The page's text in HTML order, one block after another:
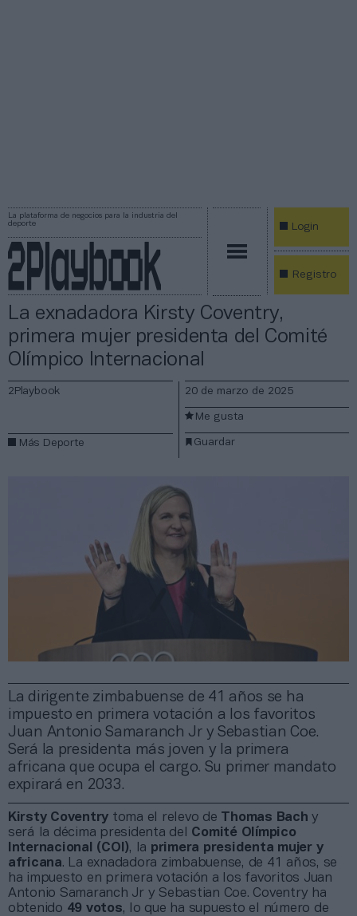
La plataforma de negocios para la industria del
deporte
Login
Registro
La exnadadora Kirsty Coventry,
primera mujer presidenta del Comité
Olímpico Internacional
La dirigente zimbabuense de 41 años se ha
impuesto en primera votación a los favoritos
Juan Antonio Samaranch Jr y Sebastian Coe.
Será la presidenta más joven y la primera
africana que ocupa el cargo. Su primer mandato
expirará en 2033.
2Playbook
Más Deporte
20 de marzo de 2025
Guardar
Me gusta
Kirsty Coventry toma el relevo de Thomas Bach y
será la décima presidenta del Comité Olímpico
Internacional (COI), la primera presidenta mujer y
africana. La exnadadora zimbabuense, de 41 años, se
ha impuesto en primera votación a los favoritos Juan
Antonio Samaranch Jr y Sebastian Coe. Coventry ha
obtenido 49 votos, lo que ha supuesto el número de